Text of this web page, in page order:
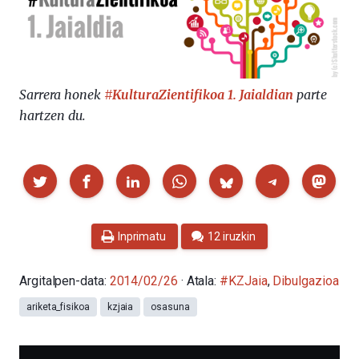
Sarrera honek #KulturaZientifikoa 1. Jaialdian parte
hartzen du.
Partekatu
Inprimatu 12 iruzkin
Argitalpen-data: 2014/02/26 · Atala: #KZJaia, Dibulgazioa
ariketa_fisikoa kzjaia osasuna